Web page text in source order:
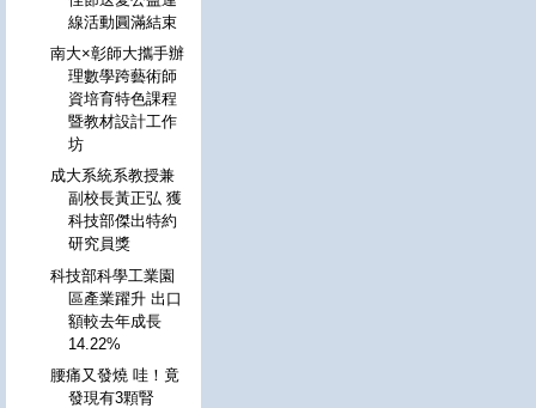
線活動圓滿結束
南大×彰師大攜手辦
理數學跨藝術師
資培育特色課程
暨教材設計工作
坊
成大系統系教授兼
副校長黃正弘 獲
科技部傑出特約
研究員獎
科技部科學工業園
區產業躍升 出口
額較去年成長
14.22%
腰痛又發燒 哇！竟
發現有3顆腎